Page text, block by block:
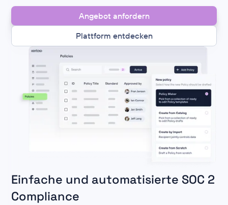
Angebot anfordern
Plattform entdecken
Einfache und automatisierte SOC 2
Compliance